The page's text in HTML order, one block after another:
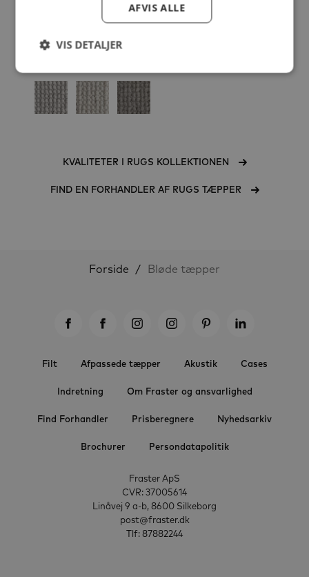
KVALITETER I RUGS KOLLEKTIONEN
FIND EN FORHANDLER AF RUGS TÆPPER
Forside Bløde tæpper
Filt Afpassede tæpper Akustik Cases
Indretning Om Fraster og ansvarlighed
Find Forhandler Prisberegnere Nyhedsarkiv
Brochurer Persondatapolitik
Fraster ApS
CVR: 37005614
Linåvej 9 a-b, 8600 Silkeborg
post@fraster.dk
Tlf: 87882244
AFVIS ALLE
VIS DETALJER